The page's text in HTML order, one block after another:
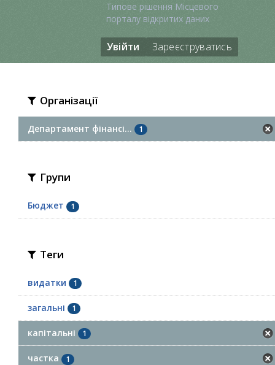
Типове рішення Місцевого
порталу відкритих даних
Увійти Зареєструватись
Організації
Департамент фінансі... 1
Групи
Бюджет 1
Теги
видатки 1
загальні 1
капітальні 1
частка 1